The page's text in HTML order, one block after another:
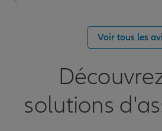
Voir tous les
solutions